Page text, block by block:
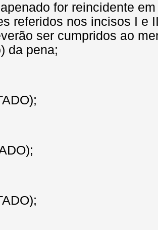
for reincidente
referidos nos incisos I e
ser cumpridos ao
da pena;